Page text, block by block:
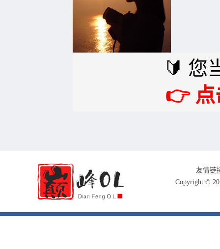
🔰 您
👉 点
友情链
Copyright ©